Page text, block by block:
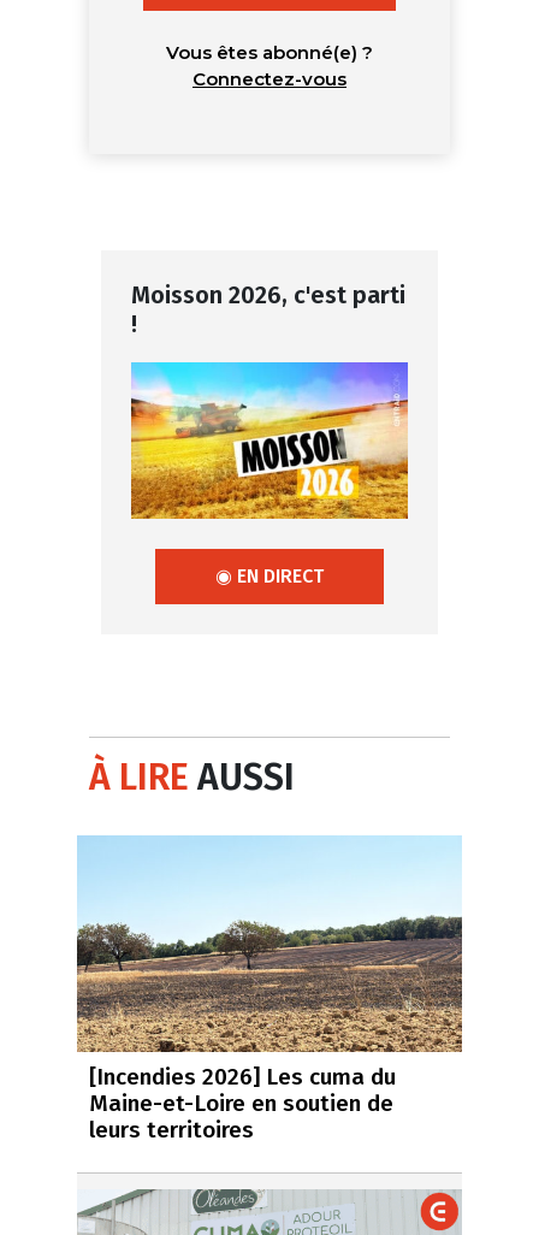
Vous êtes abonné(e) ?
Connectez-vous
Moisson 2026, c'est parti
!
◉ EN DIRECT
À LIREAUSSI
[Incendies 2026] Les cuma du
Maine-et-Loire en soutien de
leurs territoires